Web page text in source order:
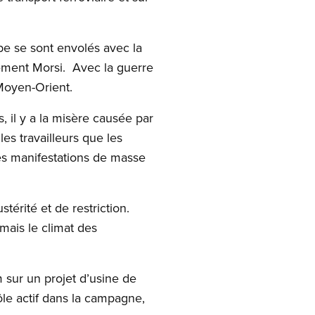
se sont envolés avec la
Morsi. Avec la guerre
Orient.
il y a la misère causée par
travailleurs que les
manifestations de masse
et de restriction.
le climat des
un projet d’usine de
actif dans la campagne,